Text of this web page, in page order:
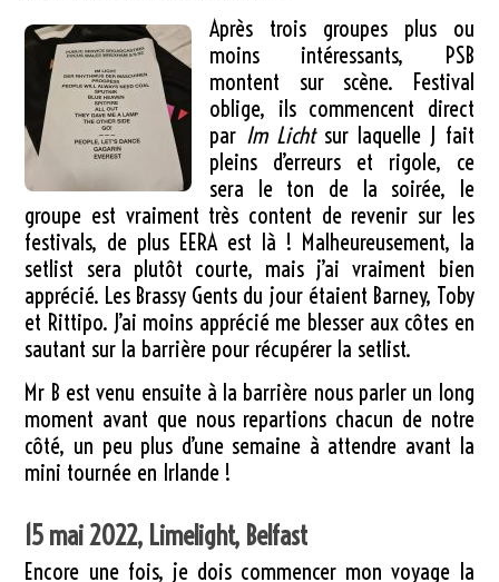
Après trois groupes plus ou
moins intéressants, PSB
montent sur scène. Festival
oblige, ils commencent direct
par Im Lichtsur laquelle J fait
pleins d’erreurs et rigole, ce
sera le ton de la soirée, le
groupe est vraiment très content de revenir sur les
festivals, de plus EERA est là ! Malheureusement, la
setlist sera plutôt courte, mais j’ai vraiment bien
apprécié. Les Brassy Gents du jour étaient Barney, Toby
et Rittipo. J’ai moins apprécié me blesser aux côtes en
sautant sur la barrière pour récupérer la setlist.
Mr B est venu ensuite à la barrière nous parler un long
moment avant que nous repartions chacun de notre
côté, un peu plus d’une semaine à attendre avant la
mini tournée en Irlande !
15 mai 2022, Limelight, Belfast
Encore une fois, je dois commencer mon voyage la